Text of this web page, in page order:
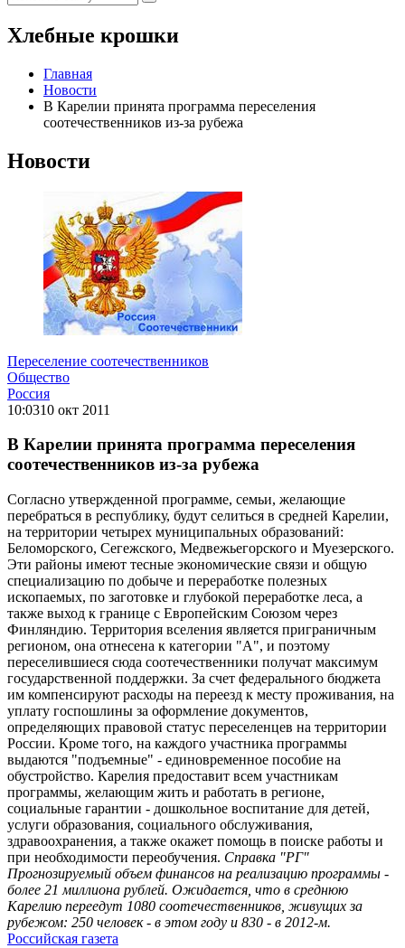
Хлебные крошки
Главная
Новости
В Карелии принята программа переселения
соотечественников из-за рубежа
Новости
Переселение соотечественников
Общество
Россия
10:0310 окт 2011
В Карелии принята программа переселения
соотечественников из-за рубежа
Согласно утвержденной программе, семьи, желающие
перебраться в республику, будут селиться в средней Карелии,
на территории четырех муниципальных образований:
Беломорского, Сегежского, Медвежьегорского и Муезерского.
Эти районы имеют тесные экономические связи и общую
специализацию по добыче и переработке полезных
ископаемых, по заготовке и глубокой переработке леса, а
также выход к границе с Европейским Союзом через
Финляндию. Территория вселения является приграничным
регионом, она отнесена к категории "А", и поэтому
переселившиеся сюда соотечественники получат максимум
государственной поддержки. За счет федерального бюджета
им компенсируют расходы на переезд к месту проживания, на
уплату госпошлины за оформление документов,
определяющих правовой статус переселенцев на территории
России. Кроме того, на каждого участника программы
выдаются "подъемные" - единовременное пособие на
обустройство. Карелия предоставит всем участникам
программы, желающим жить и работать в регионе,
социальные гарантии - дошкольное воспитание для детей,
услуги образования, социального обслуживания,
здравоохранения, а также окажет помощь в поиске работы и
при необходимости переобучения. Справка "РГ"
Прогнозируемый объем финансов на реализацию программы -
более 21 миллиона рублей. Ожидается, что в среднюю
Карелию переедут 1080 соотечественников, живущих за
рубежом: 250 человек - в этом году и 830 - в 2012-м.
Российская газета